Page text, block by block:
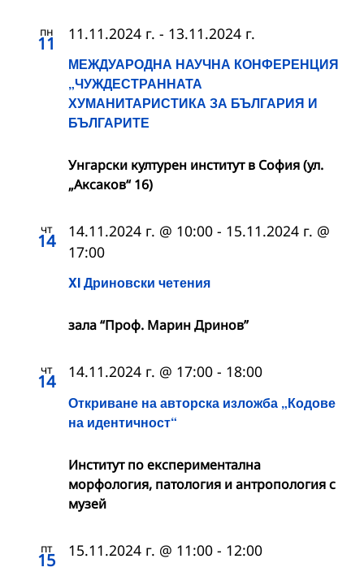
пн
11
МЕЖДУАРОДНА НАУЧНА КОНФЕРЕНЦИЯ
„ЧУЖДЕСТРАННАТА
ХУМАНИТАРИСТИКА ЗА БЪЛГАРИЯ И
БЪЛГАРИТЕ
11.11.2024 г. - 13.11.2024 г.
Унгарски културен институт в София (ул.
„Аксаков“ 16)
чт
14
XI Дриновски четения
14.11.2024 г. @ 10:00 - 15.11.2024 г. @
17:00
зала “Проф. Марин Дринов”
чт
14
Откриване на авторска изложба „Кодове
на идентичност“
14.11.2024 г. @ 17:00 - 18:00
Институт по експериментална
морфология, патология и антропология с
музей
пт
15 15.11.2024 г. @ 11:00 - 12:00